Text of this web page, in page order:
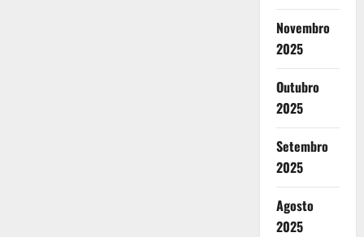
Novembro
2025
Outubro
2025
Setembro
2025
Agosto
2025